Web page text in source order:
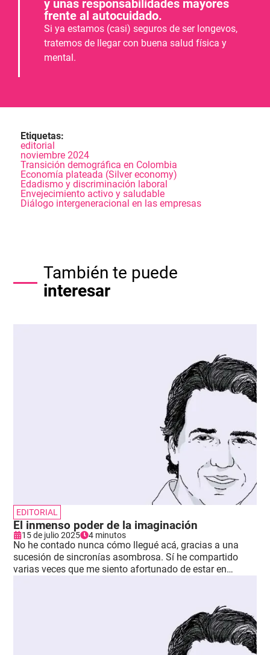
y unas responsabilidades mayores
frente al autocuidado.
Si ya estamos (casi) seguros de ser longevos,
tratemos de llegar con buena salud física y
mental.
Etiquetas:
editorial
noviembre 2024
Transición demográfica en Colombia
Economía plateada (Silver economy)
Edadismo y discriminación laboral
Envejecimiento activo y saludable
Diálogo intergeneracional en las empresas
También te puede
interesar
EDITORIAL
El inmenso poder de la imaginación
15 de julio 2025 4 minutos
No he contado nunca cómo llegué acá, gracias a una
sucesión de sincronías asombrosa. Sí he compartido
varias veces que me siento afortunado de estar en